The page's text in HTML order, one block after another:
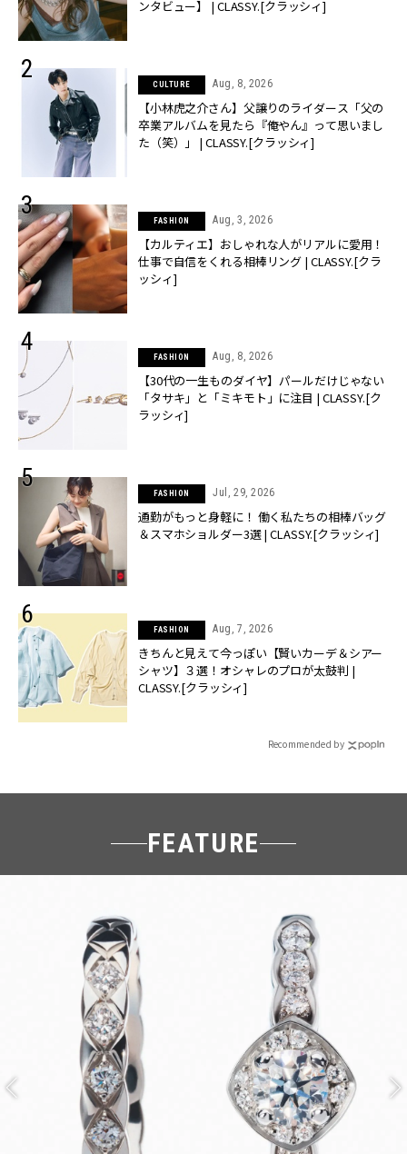
ンタビュー】 | CLASSY.[クラッシィ]
CULTURE Aug, 8, 2026
【小林虎之介さん】父譲りのライダース「父の
卒業アルバムを見たら『俺やん』って思いまし
た（笑）」 | CLASSY.[クラッシィ]
FASHION Aug, 3, 2026
【カルティエ】おしゃれな人がリアルに愛用！
仕事で自信をくれる相棒リング | CLASSY.[クラ
ッシィ]
FASHION Aug, 8, 2026
【30代の一生ものダイヤ】パールだけじゃない
「タサキ」と「ミキモト」に注目 | CLASSY.[ク
ラッシィ]
FASHION Jul, 29, 2026
通勤がもっと身軽に！ 働く私たちの相棒バッグ
＆スマホショルダー3選 | CLASSY.[クラッシィ]
FASHION Aug, 7, 2026
きちんと見えて今っぽい【賢いカーデ＆シアー
シャツ】３選！オシャレのプロが太鼓判 |
CLASSY.[クラッシィ]
Recommended by
FEATURE